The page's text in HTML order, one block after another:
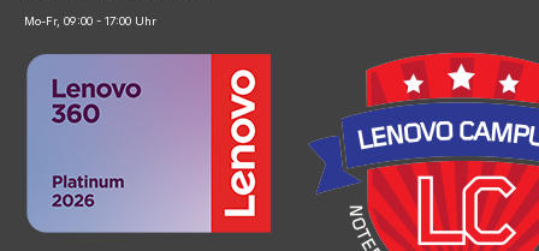
Mo-Fr, 09:00 - 17:00 Uhr